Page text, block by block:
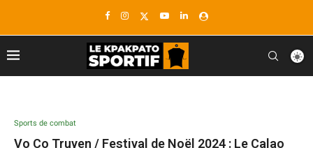
Sports de combat
Vo Co Truyen / Festival de Noël 2024 : Le Calao